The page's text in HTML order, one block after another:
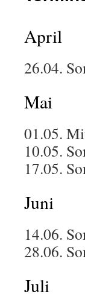
April
26.04.
Mai
01.05.
10.05.
17.05.
Juni
14.06.
28.06.
Juli